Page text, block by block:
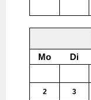
Mo Di
2 3